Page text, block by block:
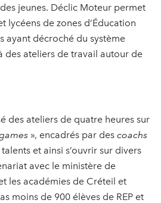
jeunes. Déclic Moteur permet
lycéens de zones d’Éducation
ayant décroché du système
des ateliers de travail autour de
des ateliers de quatre heures sur
», encadrés par des coachs
et ainsi s’ouvrir sur divers
avec le ministère de
les académies de Créteil et
moins de 900 élèves de REP et